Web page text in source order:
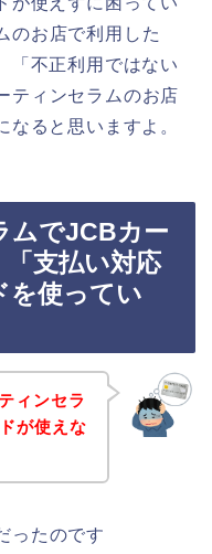
のお店で利用した
「不正利用ではない
ティンセラムのお店
ると思いますよ。
ムでJCBカー
「支払い対応
を使ってい
ィンセラ
が使えな
ったのです